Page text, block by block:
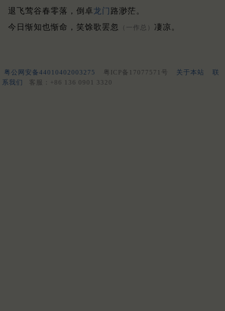
退飞莺谷春零落，倒卓龙门 路渺茫。
今日惭知也惭命，笑馀歌罢忽
（一作总） 凄凉。
粤公网安备44010402003275 粤ICP备17077571号 关于本站
联
系我们
客服：+86 136 0901 3320